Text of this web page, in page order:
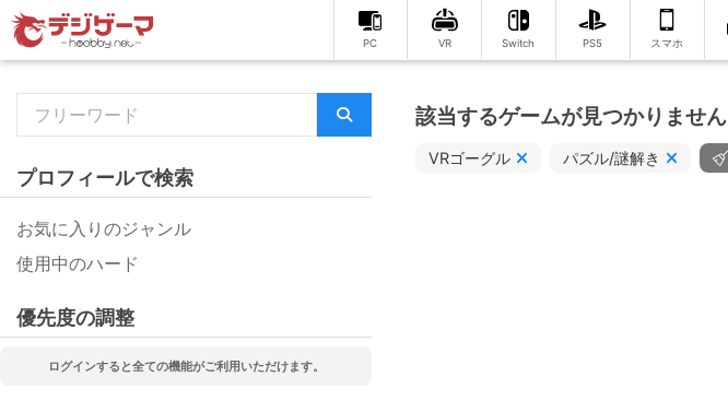
PC VR Switch PS5 スマホ
該当するゲームが見つかりません
VRゴーグル パズル/謎解き
プロフィールで検索
お気に入りのジャンル
使用中のハード
優先度の調整
ログインすると全ての機能がご利用いただけます。